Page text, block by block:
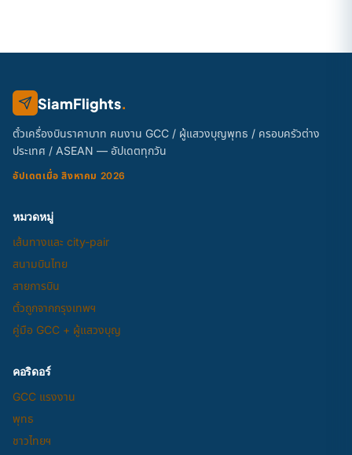
SiamFlights.
ตั๋วเครื่องบินราคาบาท คนงาน GCC / ผู้แสวงบุญพุทธ / ครอบครัวต่าง
ประเทศ / ASEAN — อัปเดตทุกวัน
อัปเดตเมื่อ สิงหาคม 2026
หมวดหมู่
เส้นทางและ city-pair
สนามบินไทย
สายการบิน
ตั๋วถูกจากกรุงเทพฯ
คู่มือ GCC + ผู้แสวงบุญ
คอริดอร์
GCC แรงงาน
พุทธ
ชาวไทยฯ